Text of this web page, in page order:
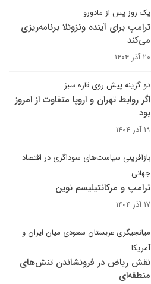
یک روز پس از مادورو
ترامپ برای آینده ونزوئلا برنامه‌ریزی
می‌کند
۲۰ آذر ۱۴۰۴
دو گزینه پیش روی قاره سبز
اگر روابط تهران و اروپا متفاوت از امروز
بود
۱۹ آذر ۱۴۰۴
بازآفرینی سیاست‌های سوداگری در اقتصاد
جهانی
ترامپ و مرکانتیلیسم نوین
۱۷ آذر ۱۴۰۴
میانجیگری عربستان سعودی میان ایران و
آمریکا‌‌
نقش ریاض در فرونشاندن تنش‌های
منطقه‌ای